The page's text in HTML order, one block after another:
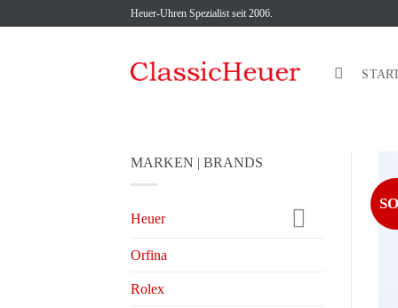
Heuer-Uhren Spezialist seit 2006.
MARKEN | BRANDS
Heuer
Orfina
Rolex